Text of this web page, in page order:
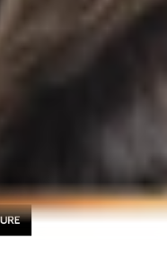
№
Гомельская обл., г.